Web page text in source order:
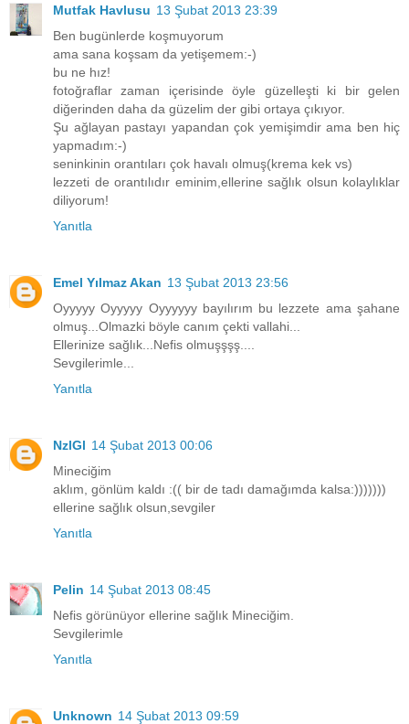
Mutfak Havlusu 13 Şubat 2013 23:39
Ben bugünlerde koşmuyorum
ama sana koşsam da yetişemem:-)
bu ne hız!
fotoğraflar zaman içerisinde öyle güzelleşti ki bir gelen
diğerinden daha da güzelim der gibi ortaya çıkıyor.
Şu ağlayan pastayı yapandan çok yemişimdir ama ben hiç
yapmadım:-)
seninkinin orantıları çok havalı olmuş(krema kek vs)
lezzeti de orantılıdır eminim,ellerine sağlık olsun kolaylıklar
diliyorum!
Yanıtla
Emel Yılmaz Akan 13 Şubat 2013 23:56
Oyyyyy Oyyyyy Oyyyyyy bayılırım bu lezzete ama şahane
olmuş...Olmazki böyle canım çekti vallahi...
Ellerinize sağlık...Nefis olmuşşşş....
Sevgilerimle...
Yanıtla
NzlGl 14 Şubat 2013 00:06
Mineciğim
aklım, gönlüm kaldı :(( bir de tadı damağımda kalsa:)))))))
ellerine sağlık olsun,sevgiler
Yanıtla
Pelin 14 Şubat 2013 08:45
Nefis görünüyor ellerine sağlık Mineciğim.
Sevgilerimle
Yanıtla
Unknown 14 Şubat 2013 09:59